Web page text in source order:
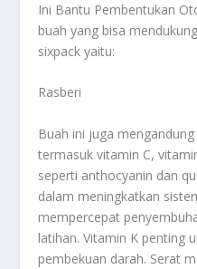
Ini Bantu Pembentukan
buah yang bisa
sixpack yaitu:
Rasberi
Buah ini juga
termasuk vitamin C,
seperti anthocyanin dan
dalam meningkatkan
mempercepat
latihan. Vitamin K penting
pembekuan darah. Serat